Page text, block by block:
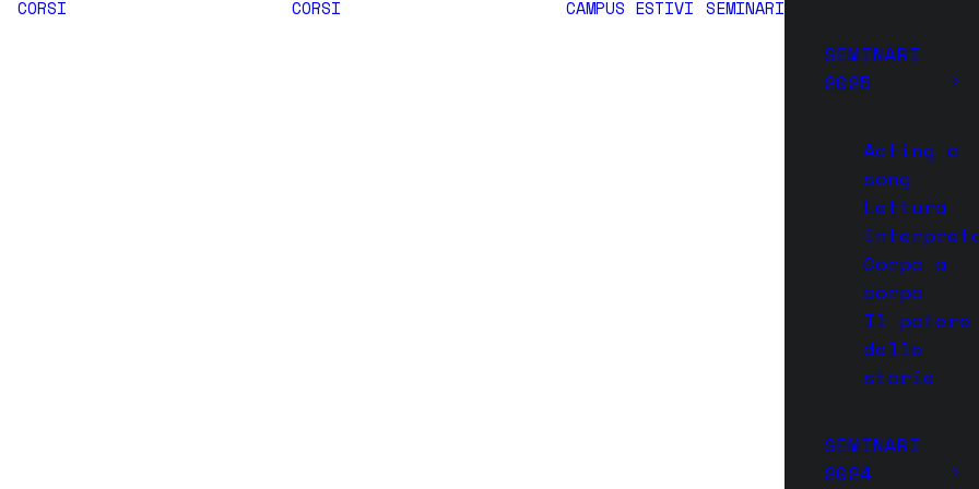
CORSI CORSI CAMPUS ESTIVI SEMINARI
SEMINARI
2025
Acting a
song
Lettura
Corpo a
corpo
Il potere
delle
storie
SEMINARI
2024